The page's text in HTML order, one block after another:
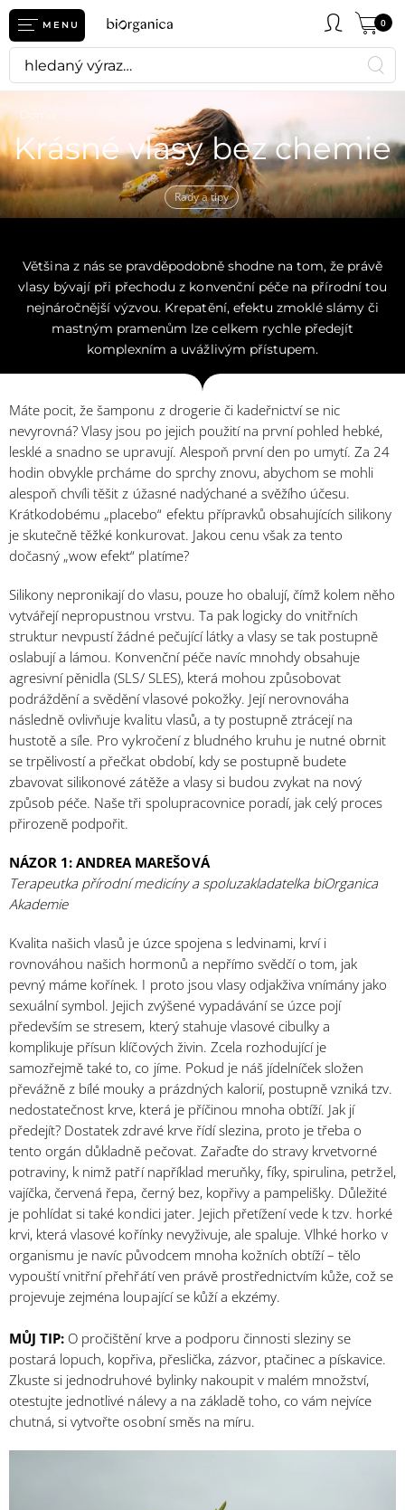
MENU 0
Krásné vlasy bez chemie
Rady a tipy
Většina z nás se pravděpodobně shodne na tom, že právě
vlasy bývají při přechodu z konvenční péče na přírodní tou
nejnáročnější výzvou. Krepatění, efektu zmoklé slámy či
mastným pramenům lze celkem rychle předejít
komplexním a uvážlivým přístupem.
Máte pocit, že šamponu z drogerie či kadeřnictví se nic
nevyrovná? Vlasy jsou po jejich použití na první pohled hebké,
lesklé a snadno se upravují. Alespoň první den po umytí. Za 24
hodin obvykle prcháme do sprchy znovu, abychom se mohli
alespoň chvíli těšit z úžasné nadýchané a svěžího účesu.
Krátkodobému „placebo“ efektu přípravků obsahujících silikony
je skutečně těžké konkurovat. Jakou cenu však za tento
dočasný „wow efekt“ platíme?
Silikony nepronikají do vlasu, pouze ho obalují, čímž kolem něho
vytvářejí nepropustnou vrstvu. Ta pak logicky do vnitřních
struktur nevpustí žádné pečující látky a vlasy se tak postupně
oslabují a lámou. Konvenční péče navíc mnohdy obsahuje
agresivní pěnidla (SLS/ SLES), která mohou způsobovat
podráždění a svědění vlasové pokožky. Její nerovnováha
následně ovlivňuje kvalitu vlasů, a ty postupně ztrácejí na
hustotě a síle. Pro vykročení z bludného kruhu je nutné obrnit
se trpělivostí a přečkat období, kdy se postupně budete
zbavovat silikonové zátěže a vlasy si budou zvykat na nový
způsob péče. Naše tři spolupracovnice poradí, jak celý proces
přirozeně podpořit.
NÁZOR 1: ANDREA MAREŠOVÁ
Terapeutka přírodní medicíny a spoluzakladatelka biOrganica
Akademie
Kvalita našich vlasů je úzce spojena s ledvinami, krví i
rovnováhou našich hormonů a nepřímo svědčí o tom, jak
pevný máme kořínek. I proto jsou vlasy odjakživa vnímány jako
sexuální symbol. Jejich zvýšené vypadávání se úzce pojí
především se stresem, který stahuje vlasové cibulky a
komplikuje přísun klíčových živin. Zcela rozhodující je
samozřejmě také to, co jíme. Pokud je náš jídelníček složen
převážně z bílé mouky a prázdných kalorií, postupně vzniká tzv.
nedostatečnost krve, která je příčinou mnoha obtíží. Jak jí
předejít? Dostatek zdravé krve řídí slezina, proto je třeba o
tento orgán důkladně pečovat. Zařaďte do stravy krvetvorné
potraviny, k nimž patří například meruňky, fíky, spirulina, petržel,
vajíčka, červená řepa, černý bez, kopřivy a pampelišky. Důležité
je pohlídat si také kondici jater. Jejich přetížení vede k tzv. horké
krvi, která vlasové kořínky nevyživuje, ale spaluje. Vlhké horko v
organismu je navíc původcem mnoha kožních obtíží – tělo
vypouští vnitřní přehřátí ven právě prostřednictvím kůže, což se
projevuje zejména loupající se kůží a ekzémy.
MŮJ TIP: O pročištění krve a podporu činnosti sleziny se
postará lopuch, kopřiva, přeslička, zázvor, ptačinec a pískavice.
Zkuste si jednodruhové bylinky nakoupit v malém množství,
otestujte jednotlivé nálevy a na základě toho, co vám nejvíce
chutná, si vytvořte osobní směs na míru.